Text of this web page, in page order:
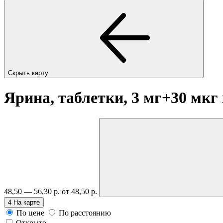
Скрыть карту
Ярина, таблетки, 3 мг+30 мкг
48,50 — 56,30 р. от 48,50 р.
4 На карте
По цене
По расстоянию